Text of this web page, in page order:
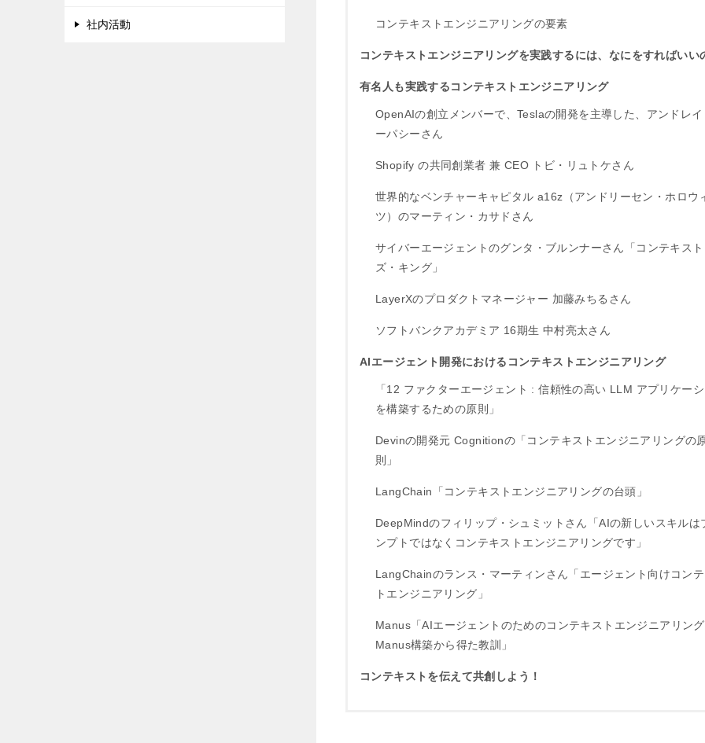
コンテキストエンジニアリングの要素
コンテキストエンジニアリングを実践するには、なにをすればいい
有名人も実践するコンテキストエンジニアリング
OpenAIの創立メンバーで、Teslaの開発を主導した、アンドレ
ーパシーさん
Shopify の共同創業者 兼 CEO トビ・リュトケさん
世界的なベンチャーキャピタル a16z（アンドリーセン・ホロウ
ツ）のマーティン・カサドさん
サイバーエージェントのグンタ・ブルンナーさん「コンテキス
ズ・キング」
LayerXのプロダクトマネージャー 加藤みちるさん
ソフトバンクアカデミア 16期生 中村亮太さん
AIエージェント開発におけるコンテキストエンジニアリング
「12 ファクターエージェント : 信頼性の高い LLM アプリケー
を構築するための原則」
Devinの開発元 Cognitionの「コンテキストエンジニアリングの
則」
LangChain「コンテキストエンジニアリングの台頭」
DeepMindのフィリップ・シュミットさん「AIの新しいスキルは
ンプトではなくコンテキストエンジニアリングです」
LangChainのランス・マーティンさん「エージェント向けコン
トエンジニアリング」
Manus「AIエージェントのためのコンテキストエンジニアリン
Manus構築から得た教訓」
コンテキストを伝えて共創しよう！
社内活動